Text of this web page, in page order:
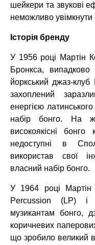
шейкери та звукові
неможливо увімкнути
Історія бренду
У 1956 році Мартін
Бронкса,
йоркський джаз-клуб
захоплений
енергією
набір бонго. На
високоякісні бонго
недоступні в
використав свої
власний набір бонго.
У 1964 році Мартін
Percussion (LP) і
музикантам бонго,
коричневих
що зробило великий